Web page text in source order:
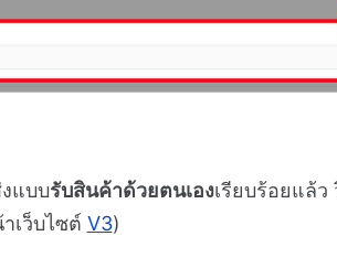
แบบรับสินค้าด้วยตนเองเรียบร้อยแล้
เว็บไซต์ V3)